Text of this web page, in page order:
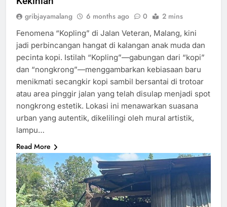
gribjayamalang 6 months ago 0 2 mins
Fenomena “Kopling” di Jalan Veteran, Malang, kini
jadi perbincangan hangat di kalangan anak muda dan
pecinta kopi. Istilah “Kopling”—gabungan dari “kopi”
dan “nongkrong”—menggambarkan kebiasaan baru
menikmati secangkir kopi sambil bersantai di trotoar
atau area pinggir jalan yang telah disulap menjadi spot
nongkrong estetik. Lokasi ini menawarkan suasana
urban yang autentik, dikelilingi oleh mural artistik,
lampu…
Read More